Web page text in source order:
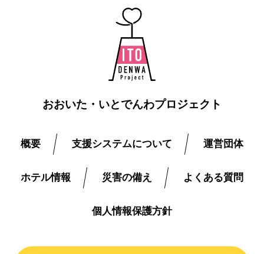
おおいた・いとでんわプロジェクト
概要 支援システムについて 運営団体
ホテル情報 災害の備え よくある質問
個人情報保護方針